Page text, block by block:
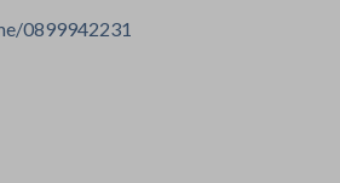
0899942231